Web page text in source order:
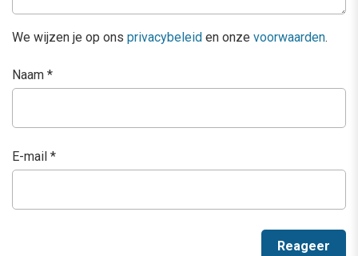
We wijzen je op ons privacybeleid en onze voorwaarden.
Naam *
E-mail *